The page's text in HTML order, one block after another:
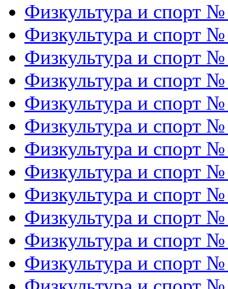
Физкультура и спорт
Физкультура и спорт
Физкультура и спорт
Физкультура и спорт
Физкультура и спорт
Физкультура и спорт
Физкультура и спорт
Физкультура и спорт
Физкультура и спорт
Физкультура и спорт
Физкультура и спорт
Физкультура и спорт